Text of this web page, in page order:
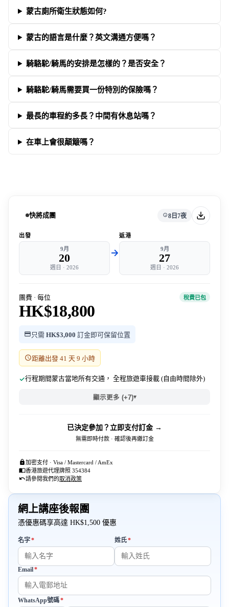
蒙古廁所衛生狀態如何?
蒙古的語言是什麼？英文溝通方便嗎？
騎駱駝/騎馬的安排是怎樣的？是否安全？
騎駱駝/騎馬需要買一份特別的保險嗎？
最長的車程約多長？中間有休息站嗎？
在車上會很顛簸嗎？
快將成團 8日7夜
出發
9月
20
週日 · 2026
返港
9月
27
週日 · 2026
團費 · 每位 稅費已包
HK$18,800
只需 HK$3,000 訂金即可保留位置
距離出發 41 天 9 小時
行程期間蒙古當地所有交通， 全程旅遊車接載 (自由時間除外)
顯示更多 (+7)▾
已決定參加？立即支付訂金 →
無需即時付款 · 確認後再繳訂金
加密支付 · Visa / Mastercard / AmEx
香港旅遊代理牌照 354384
請參閱我們的取消政策
網上講座後報團
憑優惠碼享高達 HK$1,500 優惠
名字*必填 姓氏*必填
Email*必填
WhatsApp號碼*必填